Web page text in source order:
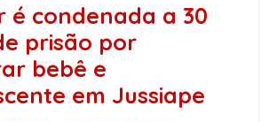
é condenada a 30
prisão por
bebê e
em Jussiape